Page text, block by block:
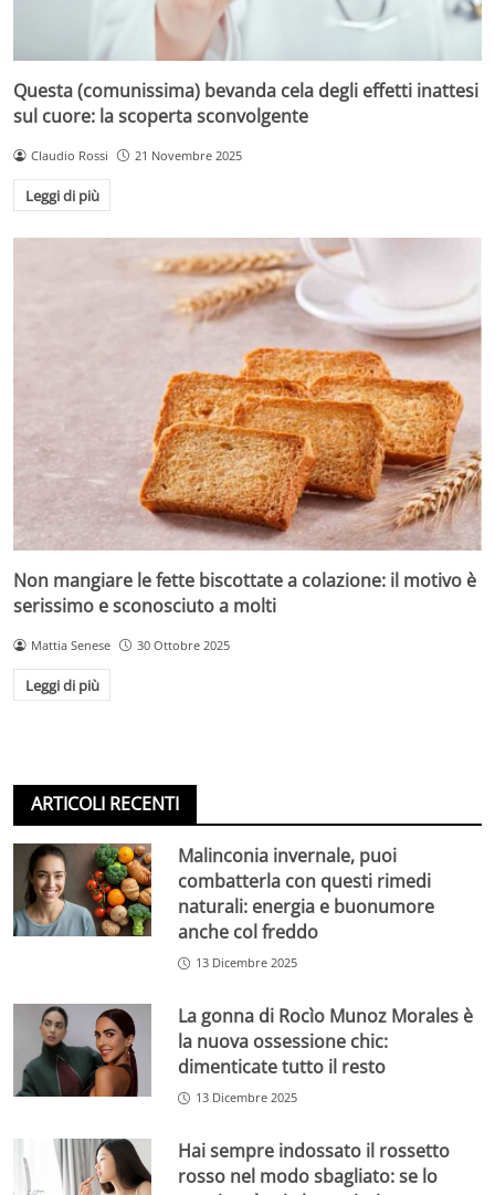
Questa (comunissima) bevanda cela degli effetti inattesi
sul cuore: la scoperta sconvolgente
Claudio Rossi 21 Novembre 2025
Leggi di più
Non mangiare le fette biscottate a colazione: il motivo è
serissimo e sconosciuto a molti
Mattia Senese 30 Ottobre 2025
Leggi di più
ARTICOLI RECENTI
Malinconia invernale, puoi
combatterla con questi rimedi
naturali: energia e buonumore
anche col freddo
13 Dicembre 2025
La gonna di Rocìo Munoz Morales è
la nuova ossessione chic:
dimenticate tutto il resto
13 Dicembre 2025
Hai sempre indossato il rossetto
rosso nel modo sbagliato: se lo